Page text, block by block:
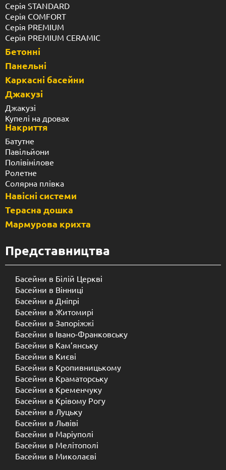
Серія STANDARD
Серія COMFORT
Серія PREMIUM
Серія PREMIUM CERAMIC
Бетонні
Панельні
Каркасні басейни
Джакузі
Джакузі
Купелі на дровах
Накриття
Батутне
Павільйони
Полівінілове
Ролетне
Солярна плівка
Навісні системи
Терасна дошка
Мармурова крихта
Представництва
Басейни в Білій Церкві
Басейни в Вінниці
Басейни в Дніпрі
Басейни в Житомирі
Басейни в Запоріжжі
Басейни в Івано-Франковську
Басейни в Кам’янську
Басейни в Києві
Басейни в Кропивницькому
Басейни в Краматорську
Басейни в Кременчуку
Басейни в Крівому Рогу
Басейни в Луцьку
Басейни в Львіві
Басейни в Маріуполі
Басейни в Мелітополі
Басейни в Миколаєві